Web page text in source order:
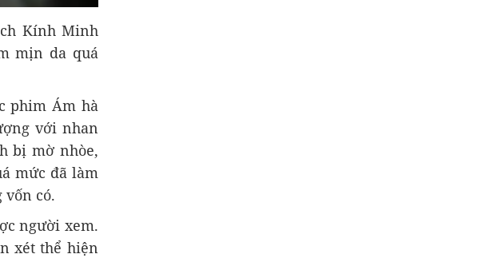
Kính Minh
mịn da quá
phim Ám hà
với nhan
bị mờ nhòe,
mức đã làm
có.
người xem.
xét thể hiện